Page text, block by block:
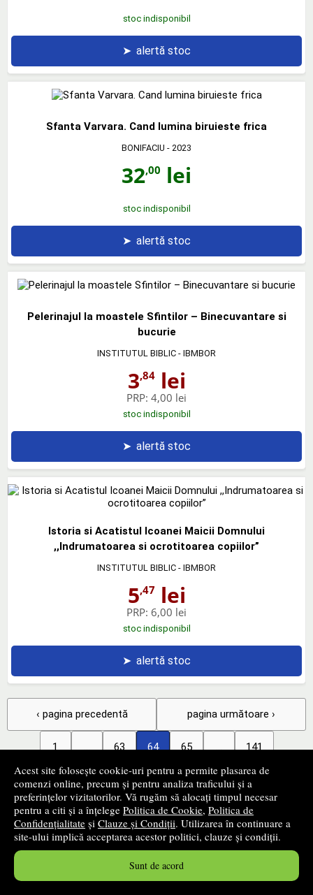
Acest site folosește cookie-uri pentru a permite plasarea de
comenzi online, precum și pentru analiza traficului și a
preferințelor vizitatorilor. Vă rugăm să alocați timpul necesar
pentru a citi și a înțelege Politica de Cookie, Politica de
Confidențialitate și Clauze și Condiții. Utilizarea în continuare a
site-ului implică acceptarea acestor politici, clauze și condiții.
Sunt de acord
Filtrează produsele
stoc indisponibil
➤ alertă stoc
Sfanta Varvara. Cand lumina biruieste frica
BONIFACIU - 2023
32,00 lei
stoc indisponibil
➤ alertă stoc
Pelerinajul la moastele Sfintilor – Binecuvantare si
bucurie
INSTITUTUL BIBLIC - IBMBOR
3,84lei
PRP: 4,00 lei
stoc indisponibil
➤ alertă stoc
Istoria si Acatistul Icoanei Maicii Domnului
,,Indrumatoarea si ocrotitoarea copiilor”
INSTITUTUL BIBLIC - IBMBOR
5,47lei
PRP: 6,00 lei
stoc indisponibil
➤ alertă stoc
‹ pagina precedentă
1 63 64 65 141
pagina următoare ›
3025 - 3072 din6727produse